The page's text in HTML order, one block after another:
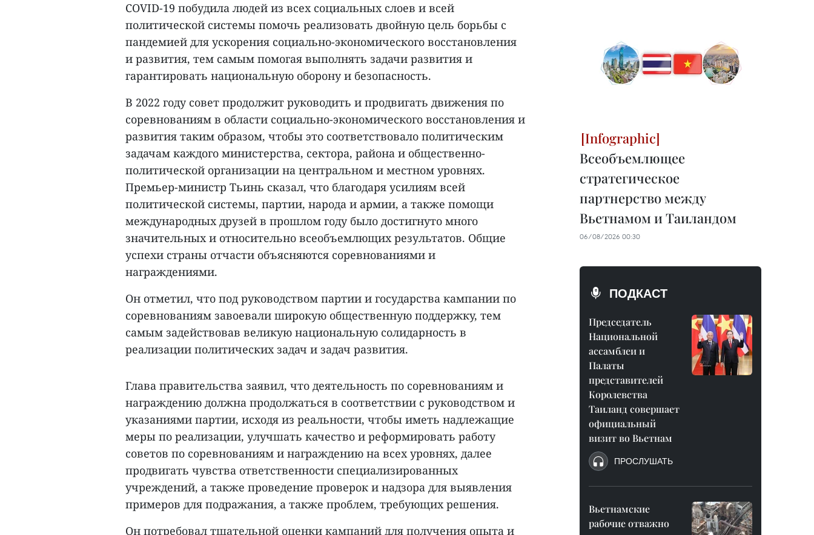
COVID-19 побудила людей из всех социальных слоев и всей
политической системы помочь реализовать двойную цель борьбы с
пандемией для ускорения социально-экономического восстановления
и развития, тем самым помогая выполнять задачи развития и
гарантировать национальную оборону и безопасность.
В 2022 году совет продолжит руководить и продвигать движения по
соревнованиям в области социально-экономического восстановления и
развития таким образом, чтобы это соответствовало политическим
задачам каждого министерства, сектора, района и общественно-
политической организации на центральном и местном уровнях.
Премьер-министр Тьинь сказал, что благодаря усилиям всей
политической системы, партии, народа и армии, а также помощи
международных друзей в прошлом году было достигнуто много
значительных и относительно всеобъемлющих результатов. Общие
успехи страны отчасти объясняются соревнованиями и
награждениями.
Он отметил, что под руководством партии и государства кампании по
соревнованиям завоевали широкую общественную поддержку, тем
самым задействовав великую национальную солидарность в
реализации политических задач и задач развития.
Глава правительства заявил, что деятельность по соревнованиям и
награждению должна продолжаться в соответствии с руководством и
указаниями партии, исходя из реальности, чтобы иметь надлежащие
меры по реализации, улучшать качество и реформировать работу
советов по соревнованиям и награждению на всех уровнях, далее
продвигать чувства ответственности специализированных
учреждений, а также проведение проверок и надзора для выявления
примеров для подражания, а также проблем, требующих решения.
Он потребовал тщательной оценки кампаний для получения опыта и
Всеобъемлющее
стратегическое
партнерство между
Вьетнамом и Таиландом
06/08/2026 00:30
ПОДКАСТ
Председатель
Национальной
ассамблеи и
Палаты
представителей
Королевства
Таиланд совершает
официальный
визит во Вьетнам
ПРОСЛУШАТЬ
Вьетнамские
рабочие отважно